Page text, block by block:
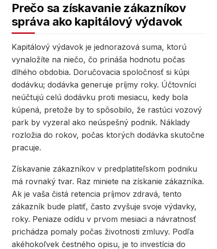
Prečo sa získavanie zákazníkov
správa ako kapitálový výdavok
Kapitálový výdavok je jednorazová suma, ktorú
vynaložíte na niečo, čo prináša hodnotu počas
dlhého obdobia. Doručovacia spoločnosť si kúpi
dodávku; dodávka generuje príjmy roky. Účtovníci
neúčtujú celú dodávku proti mesiacu, kedy bola
kúpená, pretože by to spôsobilo, že rastúci vozový
park by vyzeral ako neúspešný podnik. Náklady
rozložia do rokov, počas ktorých dodávka skutočne
pracuje.
Získavanie zákazníkov v predplatiteľskom podniku
má rovnaký tvar. Raz miniete na získanie zákazníka.
Ak je vaša čistá retencia príjmov zdravá, tento
zákazník bude platiť, často zvyšuje svoje výdavky,
roky. Peniaze odídu v prvom mesiaci a návratnosť
prichádza pomaly počas životnosti zmluvy. Podľa
akéhokoľvek čestného opisu, je to investícia do